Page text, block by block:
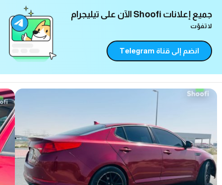
نصائح و رؤى مفيدة
المزيد في مدونة Shoofi